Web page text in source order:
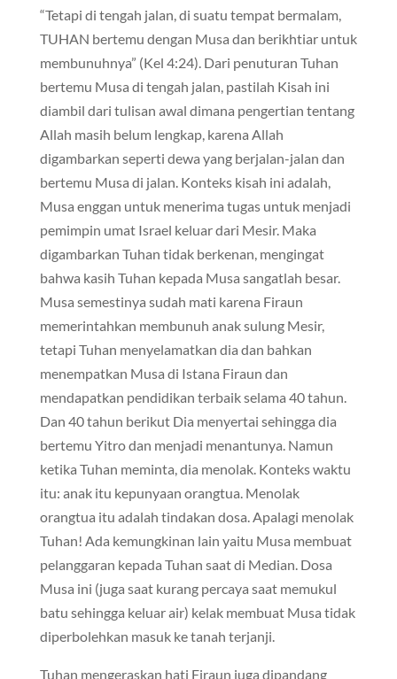
“Tetapi di tengah jalan, di suatu tempat bermalam,
TUHAN bertemu dengan Musa dan berikhtiar untuk
membunuhnya” (Kel 4:24). Dari penuturan Tuhan
bertemu Musa di tengah jalan, pastilah Kisah ini
diambil dari tulisan awal dimana pengertian tentang
Allah masih belum lengkap, karena Allah
digambarkan seperti dewa yang berjalan-jalan dan
bertemu Musa di jalan. Konteks kisah ini adalah,
Musa enggan untuk menerima tugas untuk menjadi
pemimpin umat Israel keluar dari Mesir. Maka
digambarkan Tuhan tidak berkenan, mengingat
bahwa kasih Tuhan kepada Musa sangatlah besar.
Musa semestinya sudah mati karena Firaun
memerintahkan membunuh anak sulung Mesir,
tetapi Tuhan menyelamatkan dia dan bahkan
menempatkan Musa di Istana Firaun dan
mendapatkan pendidikan terbaik selama 40 tahun.
Dan 40 tahun berikut Dia menyertai sehingga dia
bertemu Yitro dan menjadi menantunya. Namun
ketika Tuhan meminta, dia menolak. Konteks waktu
itu: anak itu kepunyaan orangtua. Menolak
orangtua itu adalah tindakan dosa. Apalagi menolak
Tuhan! Ada kemungkinan lain yaitu Musa membuat
pelanggaran kepada Tuhan saat di Median. Dosa
Musa ini (juga saat kurang percaya saat memukul
batu sehingga keluar air) kelak membuat Musa tidak
diperbolehkan masuk ke tanah terjanji.
Tuhan mengeraskan hati Firaun juga dipandang